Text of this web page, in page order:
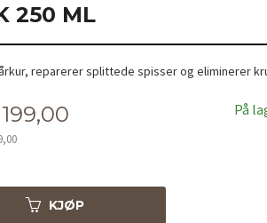
250 ML
reparerer splittede spisser og eliminerer
199,00 På
KJØP